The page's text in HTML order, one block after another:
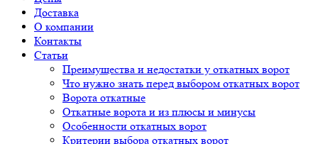
Доставка
О компании
Контакты
Статьи
Преимущества и недостатки у откатных ворот
Что нужно знать перед выбором откатных ворот
Ворота откатные
Откатные ворота и из плюсы и минусы
Особенности откатных ворот
Критерии выбора откатных ворот